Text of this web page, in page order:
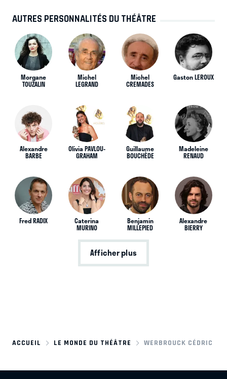
AUTRES PERSONNALITÉS DU THÉÂTRE
Morgane
TOUZALIN
Michel
LEGRAND
Michel
CREMADES
Gaston LEROUX
Alexandre
BARBE
Olivia PAVLOU-
GRAHAM
Guillaume
BOUCHÈDE
Madeleine
RENAUD
Fred RADIX Caterina
MURINO
Benjamin
MILLEPIED
Alexandre
BIERRY
Afficher plus
ACCUEIL LE MONDE DU THÉÂTRE WERBROUCK CÉDRIC